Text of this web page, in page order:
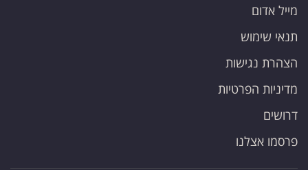
מייל אדום
תנאי שימוש
הצהרת נגישות
מדיניות הפרטיות
דרושים
פרסמו אצלנו